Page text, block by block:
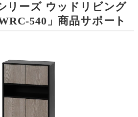
リーズ ウッドリビング
540」商品サポート